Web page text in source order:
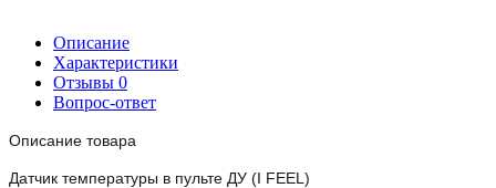
Описание
Характеристики
Отзывы 0
Вопрос-ответ
Описание товара
Датчик температуры в пульте ДУ (I FEEL)